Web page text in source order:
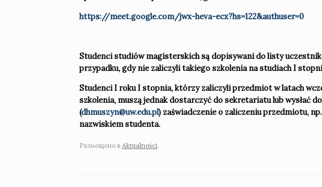
https://meet.google.com/jwx-heva-ecx?hs=122&authuser=0
Studenci studiów magisterskichsą dopisywani do listy
przypadku, gdy nie zaliczyli takiego szkolenia na studiach I
Studenci I roku I stopnia, którzy zaliczyli przedmiot w latach
szkolenia, muszą jednak dostarczyć do sekretariatu lub wysłać
(dhmuszyn@uw.edu.pl) zaświadczenie o zaliczeniu przedmiotu,
nazwiskiem studenta.
Размещено в Aktualności.